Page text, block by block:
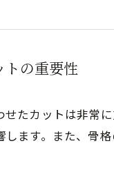
の重要性
たカットは非常
ます。また、骨